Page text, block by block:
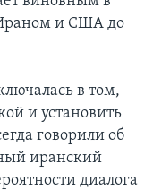
и США до
в том,
и установить
говорили об
иранский
диалога